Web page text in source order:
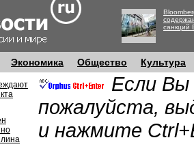
санкций
Экономика Общество Культура
Если Вы
пожалуйста,
и нажмите